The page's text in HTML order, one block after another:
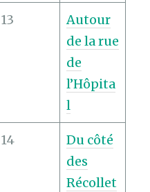
13
Autour
de la rue
de
l’Hôpita
l
14
Du côté
des
Récollet